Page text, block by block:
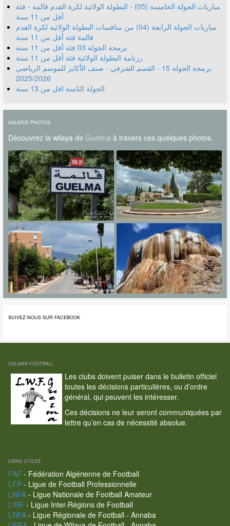
مباريات الجولة الخامسة (05) - البطولة الولائية لكرة القدم قالمة - فئة
أقل من 11 سنة
مباريات الجولة الرابعة (04) من منافسات البطولة الولائية لكرة القدم
قالمة فئة أقل من 11 سنة
برمجة الجولة 03 فئة أقل من 11 سنة
رزنامة البطولة الولائية فئة أقل من 11 سنة
برمجة الجولة 15 - القسم الشرفي - صنف الأكابر للموسم الرياضي
2025/2026
الجولة الثامنة اقل من 13 سنة
GALERIE PHOTOS
Découvrez la wilaya de Guelma à travers ces quelques photos.
SUIVEZ-NOUS SUR FACEBOOK
CALAMA FOOTBALL
Les clubs doivent puiser dans le bulletin officiel
toutes les décisions particulières, ou d’ordre
général, qui peuvent les intéresser.
Ces décisions ne leur seront communiquées par
lettre qu’en cas de nécessité absolue.
LIENS UTILES
FAF - Fédération Algérienne de Football
LFP- Ligue de Football Professionnelle
LNFA- Ligue Nationale de Football Amateur
LIRF - Ligue Inter-Régions de Football
LRFA- Ligue Régionale de Football - Annaba